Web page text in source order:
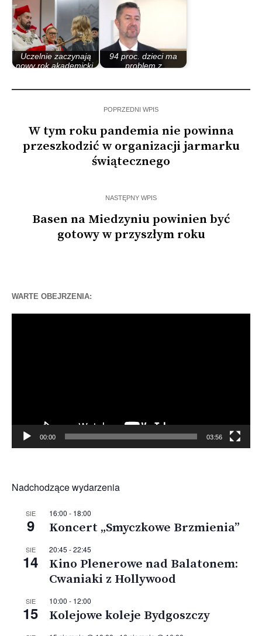
Uczelnie zaczynają
nowy rok akademicki.
94 proc. dzieci ma
problem z
POPRZEDNI WPIS
W tym roku pandemia nie powinna
przeszkodzić w organizacji jarmarku
świątecznego
NASTĘPNY WPIS
Basen na Miedzyniu powinien być
gotowy w przyszłym roku
WARTE OBEJRZENIA:
00:00 03:56
Nadchodzące wydarzenia
SIE
9
16:00 - 18:00
Koncert „Smyczkowe Brzmienia”
SIE
14
20:45 -22:45
Kino Plenerowe nad Balatonem:
Cwaniaki z Hollywood
SIE
15
10:00 - 12:00
Kolejowe koleje Bydgoszczy